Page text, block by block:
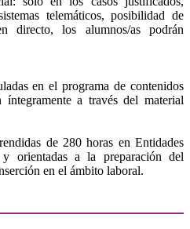
telemáticos, posibilidad de
directo, los alumnos/as podrán
en el programa de contenidos
íntegramente a través del material
de 280 horas en Entidades
y orientadas a la preparación del
en el ámbito laboral.